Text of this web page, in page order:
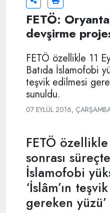
FETÖ:
devşirme
FETÖ özellikle 11
Batıda İslamofobi
teşvik edilmesi
sunuldu.
07 EYLÜL 2016,
FETÖ
sonrası
İslamofobi
‘İslâm’ın
gereken